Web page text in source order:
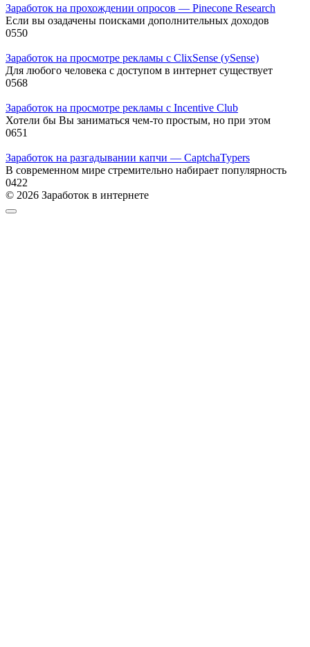
Заработок на прохождении опросов — Pinecone Research
Если вы озадачены поисками дополнительных доходов
0550
Заработок на просмотре рекламы с ClixSense (ySense)
Для любого человека с доступом в интернет существует
0568
Заработок на просмотре рекламы с Incentive Club
Хотели бы Вы заниматься чем-то простым, но при этом
0651
Заработок на разгадывании капчи — CaptchaTypers
В современном мире стремительно набирает популярность
0422
© 2026 Заработок в интернете